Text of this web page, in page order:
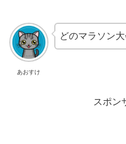
あおすけ
どのマラソン
スポン